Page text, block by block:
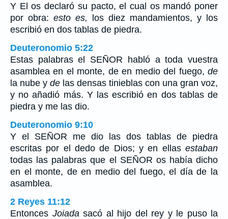
Y El os declaró su pacto, el cual os mandó poner
por obra: esto es, los diez mandamientos, y los
escribió en dos tablas de piedra.
Deuteronomio 5:22
Estas palabras el SEÑOR habló a toda vuestra
asamblea en el monte, de en medio del fuego, de
la nube y de las densas tinieblas con una gran voz,
y no añadió más. Y las escribió en dos tablas de
piedra y me las dio.
Deuteronomio 9:10
Y el SEÑOR me dio las dos tablas de piedra
escritas por el dedo de Dios; y en ellas estaban
todas las palabras que el SEÑOR os había dicho
en el monte, de en medio del fuego, el día de la
asamblea.
2 Reyes 11:12
Entonces Joiada sacó al hijo del rey y le puso la